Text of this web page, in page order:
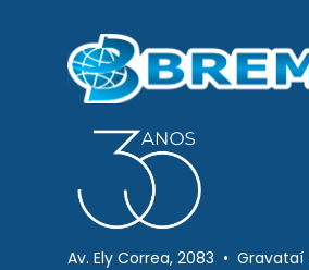
Av. Ely Correa, 2083 • Gravataí